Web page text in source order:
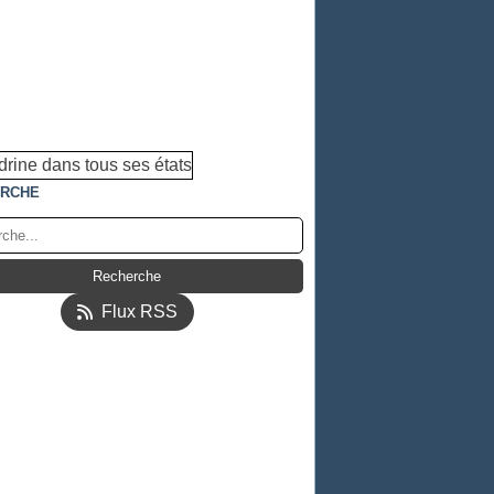
Flux RSS